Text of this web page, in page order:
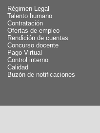
Régimen Legal
Talento humano
Contratación
Ofertas de empleo
Rendición de cuentas
Concurso docente
Pago Virtual
Control interno
Calidad
Buzón de notificaciones